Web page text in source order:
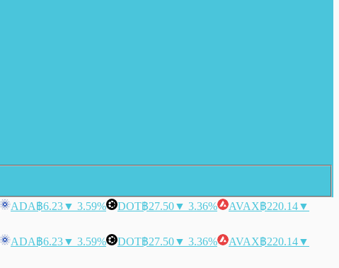
ADA฿6.23▼ 3.59% DOT฿27.50▼ 3.36% AVAX฿220.14▼
ADA฿6.23▼ 3.59% DOT฿27.50▼ 3.36% AVAX฿220.14▼